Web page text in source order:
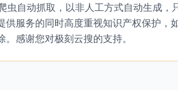
虫自动抓取，以非人工方式自动生成，
服务的同时高度重视知识产权保护，
感谢您对极刻云搜的支持。